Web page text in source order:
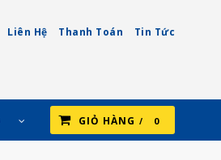
Liên Hệ Thanh Toán Tin Tức
GIỎ HÀNG 0